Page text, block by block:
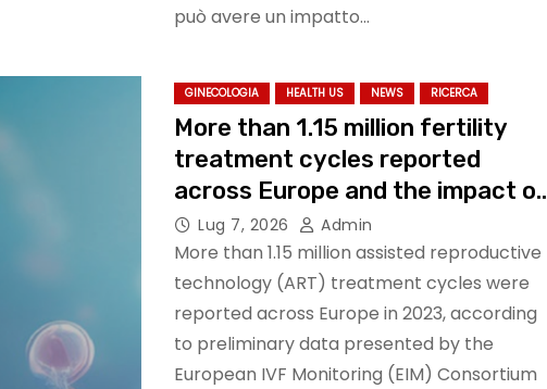
può avere un impatto…
GINECOLOGIA HEALTH US NEWS RICERCA
More than 1.15 million fertility
treatment cycles reported
across Europe and the impact of
frozen embryo transfer
continues to grow #ESHRE2026
Lug 7, 2026 Admin
More than 1.15 million assisted reproductive
technology (ART) treatment cycles were
reported across Europe in 2023, according
to preliminary data presented by the
European IVF Monitoring (EIM) Consortium